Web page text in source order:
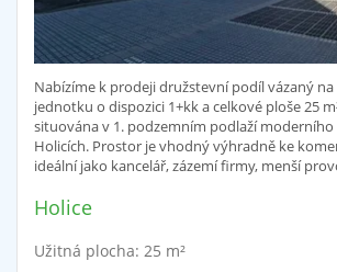
Nabízíme k prodeji družstevní podíl vázaný
jednotku o dispozici 1+kk a celkové ploše 25
situována v 1. podzemním podlaží
Holicích. Prostor je vhodný výhradně ke
ideální jako kancelář, zázemí firmy, menší
Holice
Užitná plocha: 25 m²